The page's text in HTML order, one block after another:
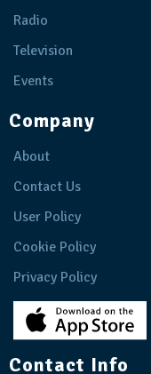
Radio
Television
Events
Company
About
Contact Us
User Policy
Cookie Policy
Privacy Policy
Contact Info